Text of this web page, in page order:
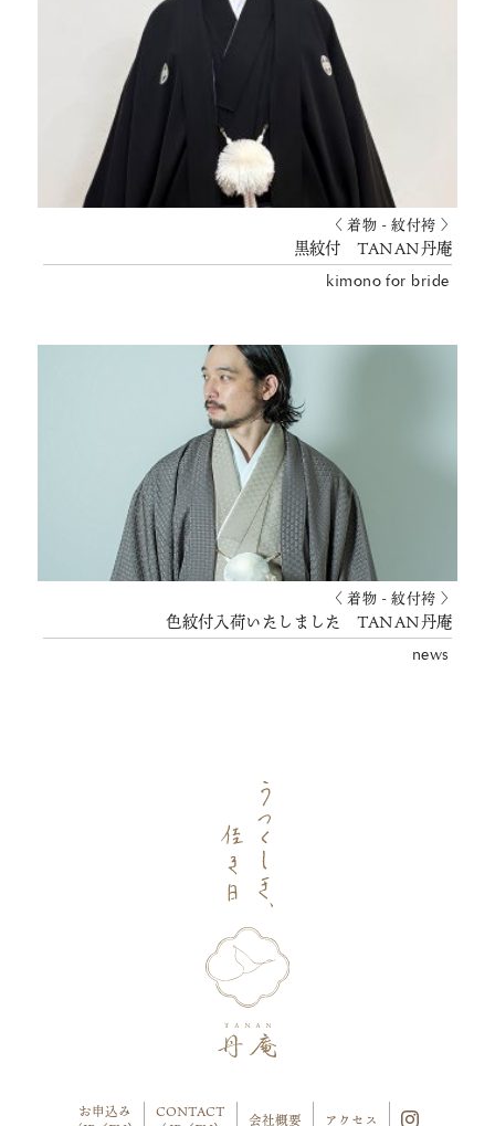
〈 着物 - 紋付袴 〉
黒紋付 TANAN丹庵
kimono for bride
〈 着物 - 紋付袴 〉
色紋付入荷いたしました TANAN丹庵
news
お申込み
CONTACT
会社概要 アクセス